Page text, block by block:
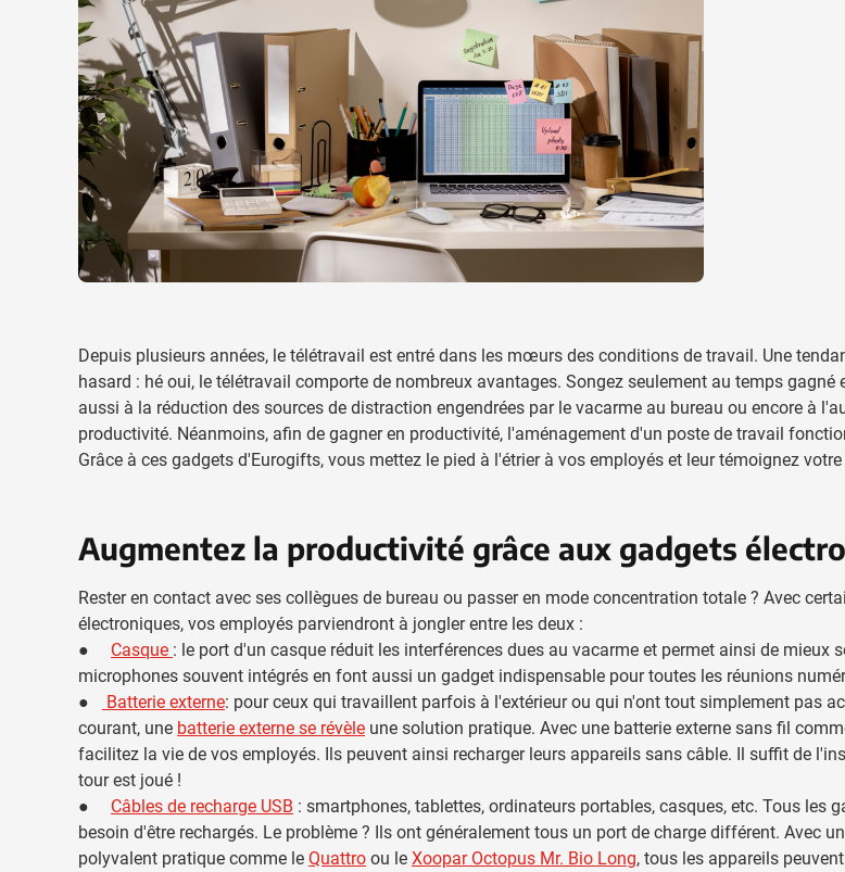
Boissons
Afficher le sous-menu pour la catégorie Boissons
Alimentation & boissons
Afficher le sous-menu pour la catégorie Alimentation & boissons
Maison & bien-être
Afficher le sous-menu pour la catégorie Maison & bien-être
Outillage & lampes
Afficher le sous-menu pour la catégorie Outillage & lampes
Sécurité
Afficher le sous-menu pour la catégorie Sécurité
Enfants
Afficher le sous-menu pour la catégorie Enfants
Inspiration
Depuis plusieurs années, le télétravail est entré dans les mœurs des conditions de travail. Une
hasard : hé oui, le télétravail comporte de nombreux avantages. Songez seulement au temps gagné
aussi à la réduction des sources de distraction engendrées par le vacarme au bureau ou encore à
productivité. Néanmoins, afin de gagner en productivité, l'aménagement d'un poste de travail
Grâce à ces gadgets d'Eurogifts, vous mettez le pied à l'étrier à vos employés et leur témoignez
Augmentez la productivité grâce aux gadgets
Rester en contact avec ses collègues de bureau ou passer en mode concentration totale ? Avec
électroniques, vos employés parviendront à jongler entre les deux :
● Casque : le port d'un casque réduit les interférences dues au vacarme et permet ainsi de mieux
microphones souvent intégrés en font aussi un gadget indispensable pour toutes les réunions
●
Batterie externe: pour ceux qui travaillent parfois à l'extérieur ou qui n'ont tout simplement pas
courant, une batterie externe se révèle une solution pratique. Avec une batterie externe sans fil
facilitez la vie de vos employés. Ils peuvent ainsi recharger leurs appareils sans câble. Il suffit de
tour est joué !
● Câbles de recharge USB : smartphones, tablettes, ordinateurs portables, casques, etc. Tous les
besoin d'être rechargés. Le problème ? Ils ont généralement tous un port de charge différent. Avec
polyvalent pratique comme le Quattro ou le Xoopar Octopus Mr. Bio Long, tous les appareils